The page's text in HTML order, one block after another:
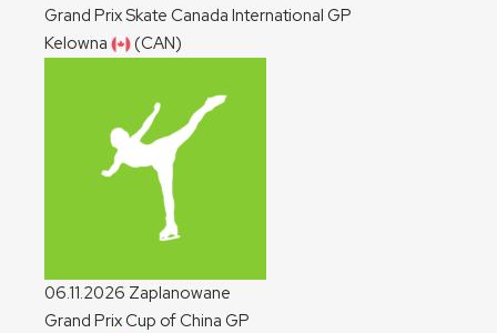
Grand Prix Skate Canada International GP
Kelowna
(CAN)
06.11.2026 Zaplanowane
Grand Prix Cup of China GP